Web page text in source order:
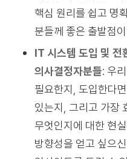
핵심 원리를 쉽고 명
분들께 좋은 출발점
IT 시스템 도입 및 전
의사결정자분들: 우
필요한지, 도입한다
있는지, 그리고 가장
무엇인지에 대한 현
방향성을 얻고 싶으